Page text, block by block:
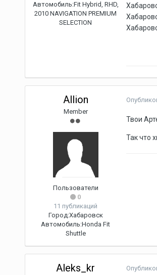
Автомобиль:Fit Hybrid, RHD,
2010 NAVIGATION PREMIUM
SELECTION
Allion
Member
Пользователи
0
11 публикаций
Город:Хабаровск
Автомобиль:Honda Fit
Shuttle
Твои
Так что
Aleks_kr